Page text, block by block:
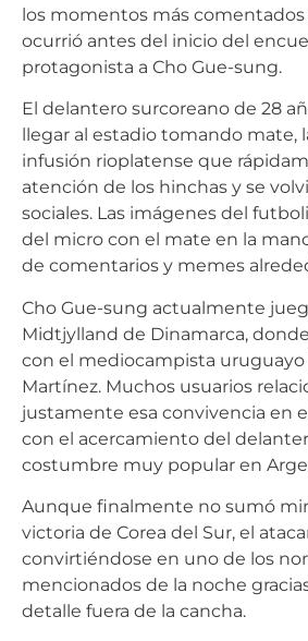
los momentos más comentados
ocurrió antes del inicio del
protagonista a Cho Gue-sung.
El delantero surcoreano de 28
llegar al estadio tomando mate,
infusión rioplatense que
atención de los hinchas y se
sociales. Las imágenes del
del micro con el mate en la
de comentarios y memes
Cho Gue-sung actualmente
Midtjylland de Dinamarca,
con el mediocampista
Martínez. Muchos usuarios
justamente esa convivencia en
con el acercamiento del
costumbre muy popular en
Aunque finalmente no sumó
victoria de Corea del Sur, el
convirtiéndose en uno de los
mencionados de la noche
detalle fuera de la cancha.